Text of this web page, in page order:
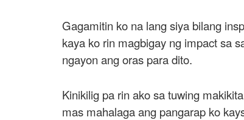
Gagamitin ko na lang siya bilang
kaya ko rin magbigay ng impact sa
ngayon ang oras para dito.
Kinikilig pa rin ako sa tuwing
mas mahalaga ang pangarap ko